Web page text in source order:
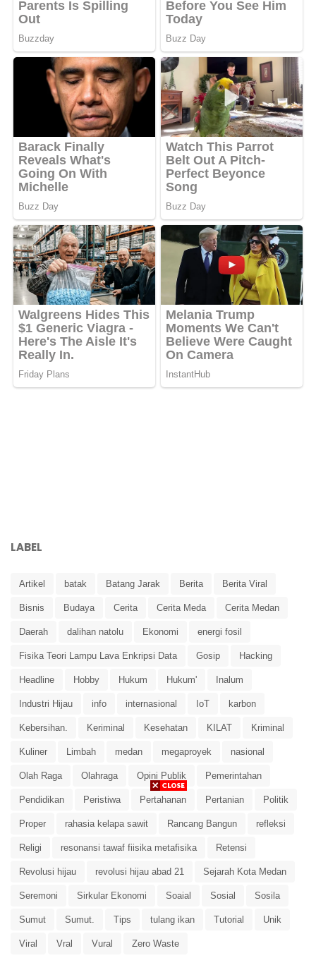
LABEL
Artikel batak Batang Jarak Berita Berita Viral
Bisnis Budaya Cerita Cerita Meda Cerita Medan
Daerah dalihan natolu Ekonomi energi fosil
Fisika Teori Lampu Lava Enkripsi Data Gosip Hacking
Headline Hobby Hukum Hukum' Inalum
Industri Hijau info internasional IoT karbon
Kebersihan. Keriminal Kesehatan KILAT Kriminal
Kuliner Limbah medan megaproyek nasional
Olah Raga Olahraga Opini Publik Pemerintahan
Pendidikan Peristiwa Pertahanan Pertanian Politik
Proper rahasia kelapa sawit Rancang Bangun refleksi
Religi resonansi tawaf fiisika metafisika Retensi
Revolusi hijau revolusi hijau abad 21 Sejarah Kota Medan
Seremoni Sirkular Ekonomi Soaial Sosial Sosila
Sumut Sumut. Tips tulang ikan Tutorial Unik
Viral Vral Vural Zero Waste